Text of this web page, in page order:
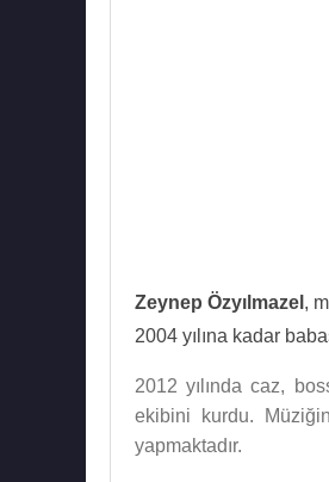
Zeynep Özyılmazel ,
2004 yılına kadar
2012 yılında caz,
ekibini kurdu. Müziğin
yapmaktadır.